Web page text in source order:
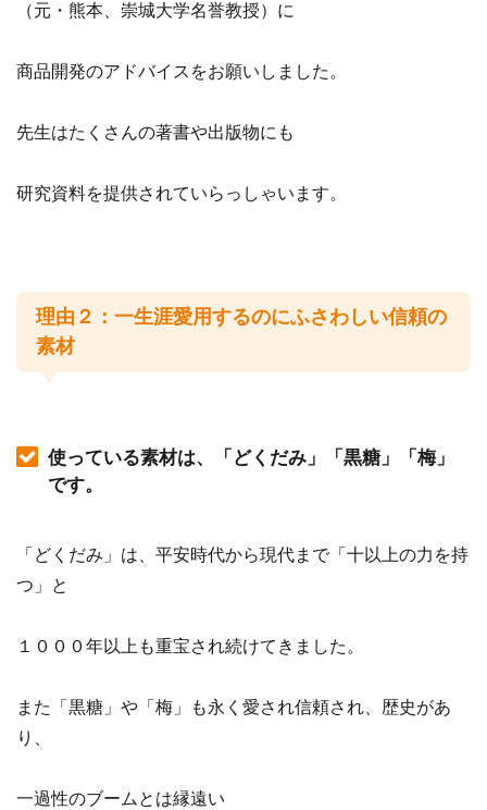
（元・熊本、崇城大学名誉教授）に
商品開発のアドバイスをお願いしました。
先生はたくさんの著書や出版物にも
研究資料を提供されていらっしゃいます。
理由２：一生涯愛用するのにふさわしい信頼の
素材
使っている素材は、「どくだみ」「黒糖」「梅」
です。
「どくだみ」は、平安時代から現代まで「十以上の力を持
つ」と
１０００年以上も重宝され続けてきました。
また「黒糖」や「梅」も永く愛され信頼され、歴史があ
り、
一過性のブームとは縁遠い